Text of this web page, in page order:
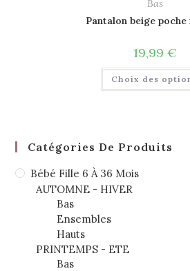
Bas
Pantalon beige
19,99 €
Choix des
Catégories De Produits
Bébé Fille 6 À 36 Mois
AUTOMNE - HIVER
Bas
Ensembles
Hauts
PRINTEMPS - ETE
Bas